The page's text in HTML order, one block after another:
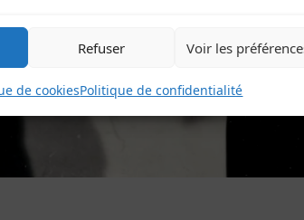
Refuser Voir les
de cookiesPolitique de confidentialité